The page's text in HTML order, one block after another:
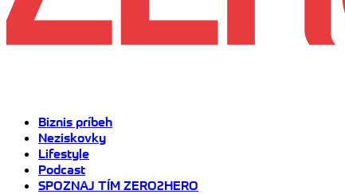
Biznis príbeh
Neziskovky
Lifestyle
Podcast
SPOZNAJ TÍM ZERO2HERO